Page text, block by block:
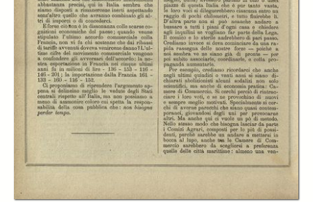
L'economista
L'economista: gazzetta settimanale di scienza economica, finanza,
commercio, banchi, ferrovie e degli interessi privati - A.27 (1900)
n.1380, 14 ottobre
Creator:
Cesare Billi
Firenze. Tipografia dei Fratelli Bencini
Date: